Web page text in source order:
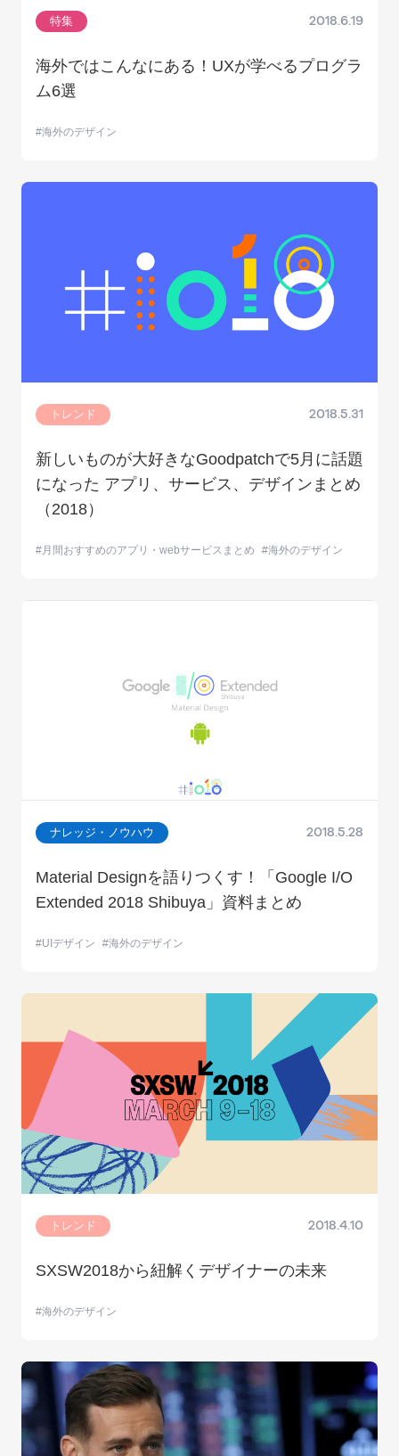
特集 2018.6.19
海外ではこんなにある！UXが学べるプログラ
ム6選
海外のデザイン
トレンド 2018.5.31
新しいものが大好きなGoodpatchで5月に話題
になった アプリ、サービス、デザインまとめ
（2018）
月間おすすめのアプリ・webサービスまとめ 海外のデザイン
ナレッジ・ノウハウ 2018.5.28
Material Designを語りつくす！「Google I/O
Extended 2018 Shibuya」資料まとめ
UIデザイン 海外のデザイン
トレンド 2018.4.10
SXSW2018から紐解くデザイナーの未来
海外のデザイン